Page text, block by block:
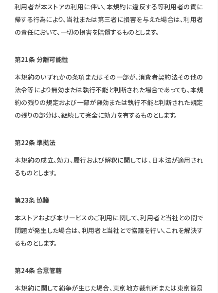
利用者が本ストアの利用に伴い、本規約に違反する等利用者の責に
帰する行為により、当社または第三者に損害を与えた場合は、利用者
の責任において、一切の損害を賠償するものとします。
第21条 分離可能性
本規約のいずれかの条項またはその一部が、消費者契約法その他の
法令等により無効または執行不能と判断された場合であっても、本規
約の残りの規定および一部が無効または執行不能と判断された規定
の残りの部分は、継続して完全に効力を有するものとします。
第22条 準拠法
本規約の成立、効力、履行および解釈に関しては、日本法が適用され
るものとします。
第23条 協議
本ストアおよび本サービスのご利用に関して、利用者と当社との間で
問題が発生した場合は、利用者と当社とで協議を行い、これを解決す
るものとします。
第24条 合意管轄
本規約に関して紛争が生じた場合、東京地方裁判所または東京簡易